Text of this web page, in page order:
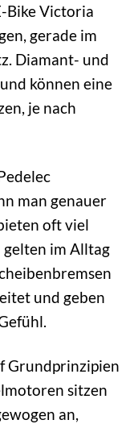
Bike Victoria
gerade im
Diamant- und
können eine
je nach
man genauer
oft viel
im Alltag
und geben
Grundprinzipien
sitzen
an,